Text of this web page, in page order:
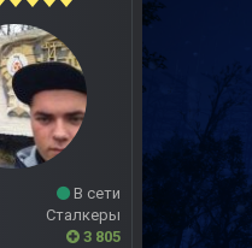
В сети
Сталкеры
3 805